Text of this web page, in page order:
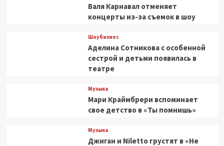
Валя Карнавал отменяет
концерты из-за съемок в шоу
Шоубизнес
Аделина Сотникова с особенной
сестрой и детьми появилась в
театре
Музыка
Мари Краймбрери вспоминает
свое детство в «Ты помнишь»
Музыка
Джиган и Niletto грустят в «Не